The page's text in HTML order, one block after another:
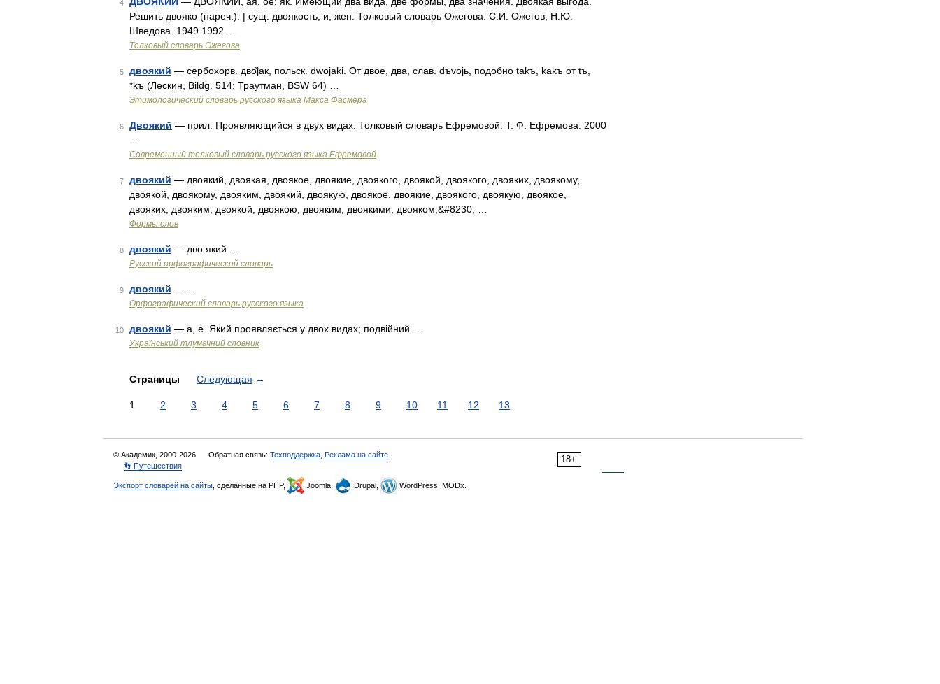
4
Решить двояко (нареч.). | сущ. двоякость, и, жен. Толковый словарь Ожегова. С.И. Ожегов, Н.Ю.
Шведова. 1949 1992 …
Толковый словарь Ожегова
5 двоякий — сербохорв. дво̏jак, польск. dwojaki. От двое, два, слав. dъvojь, подобно takъ, kakъ от tъ,
*kъ (Лескин, Bildg. 514; Траутман, BSW 64) …
Этимологический словарь русского языка Макса Фасмера
6 Двоякий — прил. Проявляющийся в двух видах. Толковый словарь Ефремовой. Т. Ф. Ефремова. 2000
Современный толковый словарь русского языка Ефремовой
7 двоякий — двоякий, двоякая, двоякое, двоякие, двоякого, двоякой, двоякого, двояких, двоякому,
двоякой, двоякому, двояким, двоякий, двоякую, двоякое, двоякие, двоякого, двоякую, двоякое,
двояких, двояким, двоякой, двоякою, двояким, двоякими, двояком,&#8230; …
Формы слов
8 двоякий — дво який …
Русский орфографический словарь
9 двоякий — …
Орфографический словарь русского языка
10 двоякий — а, е. Який проявляється у двох видах; подвійний …
Український тлумачний словник
Страницы Следующая →
1 2 3 4 5 6 7 8 9 10 11 12 13
18+
© Академик, 2000-2026 Обратная связь: Техподдержка Реклама на сайте
👣 Путешествия
Экспорт словарей на сайты , сделанные на PHP, Joomla, Drupal, WordPress, MODx.